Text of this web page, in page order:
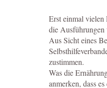
Erst einmal
die
Aus Sicht eines
zustimmen.
Was die
anmerken, dass